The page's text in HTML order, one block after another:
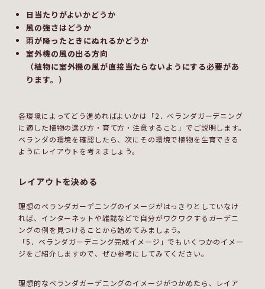
日当たりがよいかどうか
風の強さはどうか
雨が降ったときにぬれるかどうか
室外機の風の出る方向
（植物に室外機の風が直接当たらないようにする必要があ
ります。）
各環境によってどう進めればよいかは「2．ベランダガーデニング
に適した植物の選び方・育て方・注意すること」でご説明します。
ベランダの環境を確認したら、次にその環境で植物を生育できる
ようにレイアウトを考えましょう。
レイアウトを決める
理想のベランダガーデニングのイメージがはっきりとしていなけ
れば、インターネットや雑誌などで自分がワクワクするガーデニ
ングの例を見つけることから始めてみましょう。
「5．ベランダガーデニング完成イメージ」でもいくつかのイメー
ジをご紹介しますので、ぜひ参考にしてみてください。
理想的なベランダガーデニングのイメージがつかめたら、レイア